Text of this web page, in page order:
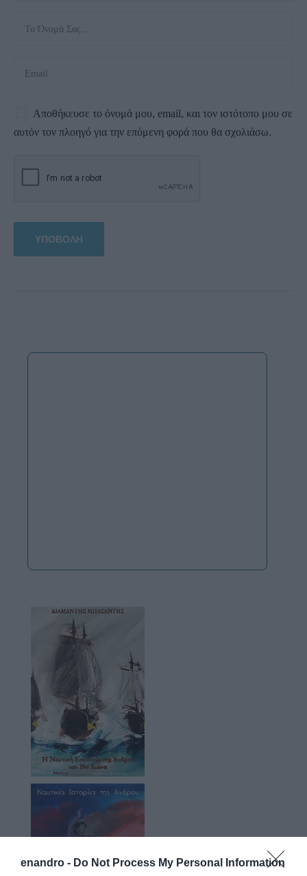
enandro - Do Not Process My Personal Information
Αποθήκευσε το όνομά μου, email, και τον ιστότοπο μου σε
αυτόν τον πλοηγό για την επόμενη φορά που θα σχολιάσω.